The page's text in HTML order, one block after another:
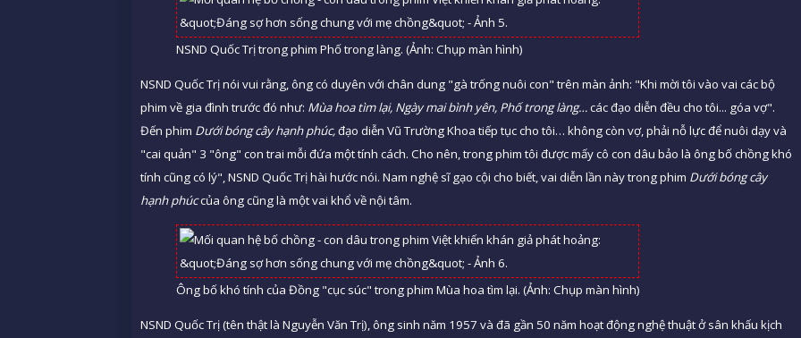
NSND Quốc Trị trong phim Phố trong làng. (Ảnh: Chụp màn hình)
NSND Quốc Trị nói vui rằng, ông có duyên với chân dung "gà trống nuôi con" trên màn ảnh: "Khi mời tôi vào vai các bộ
phim về gia đình trước đó như: Mùa hoa tìm lại, Ngày mai bình yên, Phố trong làng…các đạo diễn đều cho tôi... góa vợ".
Đến phim Dưới bóng cây hạnh phúc,đạo diễn Vũ Trường Khoa tiếp tục cho tôi… không còn vợ, phải nỗ lực để nuôi dạy và
"cai quản" 3 "ông" con trai mỗi đứa một tính cách. Cho nên, trong phim tôi được mấy cô con dâu bảo là ông bố chồng khó
tính cũng có lý", NSND Quốc Trị hài hước nói. Nam nghệ sĩ gạo cội cho biết, vai diễn lần này trong phim Dưới bóng cây
hạnh phúccủa ông cũng là một vai khổ về nội tâm.
Ông bố khó tính của Đồng "cục súc" trong phim Mùa hoa tìm lại. (Ảnh: Chụp màn hình)
NSND Quốc Trị (tên thật là Nguyễn Văn Trị), ông sinh năm 1957 và đã gần 50 năm hoạt động nghệ thuật ở sân khấu kịch